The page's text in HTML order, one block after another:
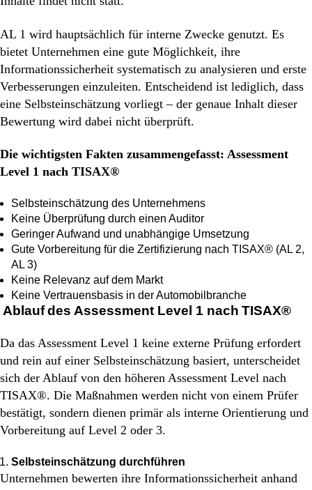
AL 1 wird hauptsächlich für interne Zwecke genutzt. Es
bietet Unternehmen eine gute Möglichkeit, ihre
Informationssicherheit systematisch zu analysieren und erste
Verbesserungen einzuleiten. Entscheidend ist lediglich, dass
eine Selbsteinschätzung vorliegt – der genaue Inhalt dieser
Bewertung wird dabei nicht überprüft.
Die wichtigsten Fakten zusammengefasst: Assessment
Level 1 nach TISAX®
Selbsteinschätzung des Unternehmens
Keine Überprüfung durch einen Auditor
Geringer Aufwand und unabhängige Umsetzung
Gute Vorbereitung für die Zertifizierung nach TISAX® (AL 2,
AL 3)
Keine Relevanz auf dem Markt
Keine Vertrauensbasis in der Automobilbranche
Ablauf des Assessment Level 1 nach TISAX®
Da das Assessment Level 1 keine externe Prüfung erfordert
und rein auf einer Selbsteinschätzung basiert, unterscheidet
sich der Ablauf von den höheren Assessment Level nach
TISAX®. Die Maßnahmen werden nicht von einem Prüfer
bestätigt, sondern dienen primär als interne Orientierung und
Vorbereitung auf Level 2 oder 3.
Selbsteinschätzung durchführen
Unternehmen bewerten ihre Informationssicherheit anhand